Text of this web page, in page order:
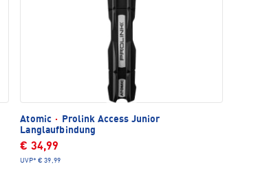
Atomic ·
Prolink Access Junior
Langlaufbindung
€ 34,99
UVP* € 39,99